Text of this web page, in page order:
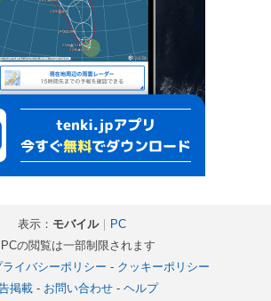
表示： モバイル｜
PC
の閲覧は一部制限されます
ライバシーポリシー - クッキーポリシー
掲載- お問い合わせ- ヘルプ